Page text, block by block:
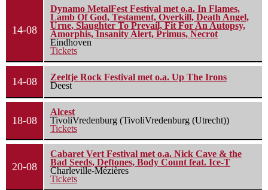
14-08
Dynamo MetalFest Festival met o.a. In Flames,
Lamb Of God, Testament, Overkill, Death Angel,
Urne, Slaughter To Prevail, Fit For An Autopsy,
Amorphis, Insanity Alert, Primus, Necrot
Eindhoven
Tickets
14-08
Zeeltje Rock Festival met o.a. Up The Irons
Deest
18-08
Alcest
TivoliVredenburg (TivoliVredenburg (Utrecht))
Tickets
20-08
Cabaret Vert Festival met o.a. Nick Cave & the
Bad Seeds, Deftones, Body Count feat. Ice-T
Charleville-Mézières
Tickets